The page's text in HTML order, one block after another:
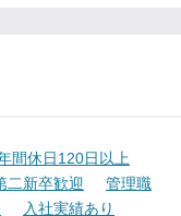
間休日120日以上
二新卒歓迎
管理職
入社実績あり